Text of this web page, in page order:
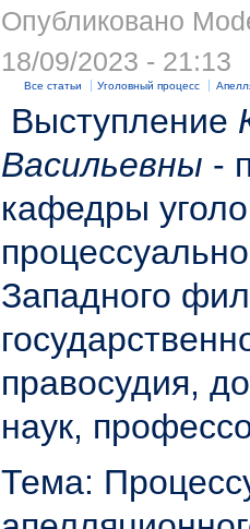
Опубликовано
18/09/2023 - 21:13
Все статьи Уголовный процесс
Выступление
Васильевны -
кафедры
Западного
правосудия,
наук,
Тема: